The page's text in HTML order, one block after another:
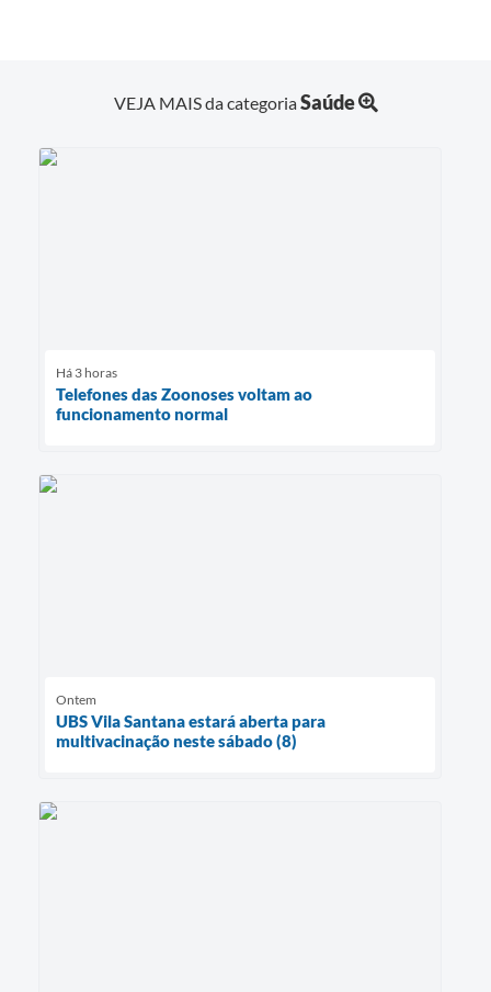
VEJA MAIS da categoriaSaúde
Há 3 horas
Telefones das Zoonoses voltam ao
funcionamento normal
Ontem
UBS Vila Santana estará aberta para
multivacinação neste sábado (8)